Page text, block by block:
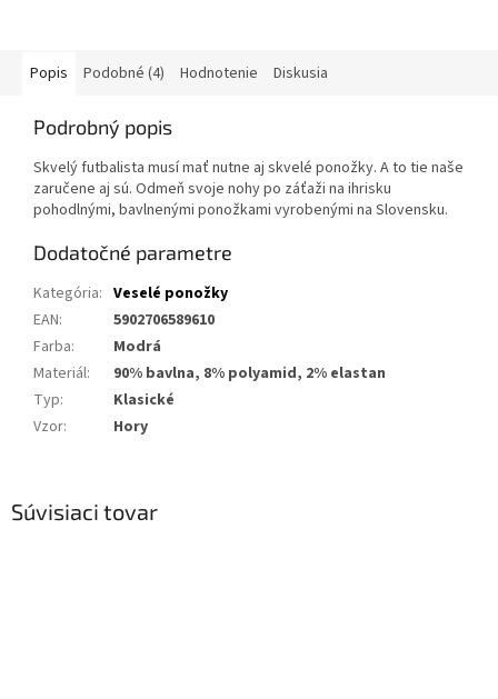
Súvisiaci tovar
Popis Podobné (4) Hodnotenie Diskusia
Podrobný popis
Skvelý futbalista musí mať nutne aj skvelé ponožky. A to tie naše
zaručene aj sú. Odmeň svoje nohy po záťaži na ihrisku
pohodlnými, bavlnenými ponožkami vyrobenými na Slovensku.
Dodatočné parametre
Kategória: Veselé ponožky
EAN:
5902706589610
Farba:
Modrá
Materiál:
90% bavlna, 8% polyamid, 2% elastan
Typ:
Klasické
Vzor: Hory